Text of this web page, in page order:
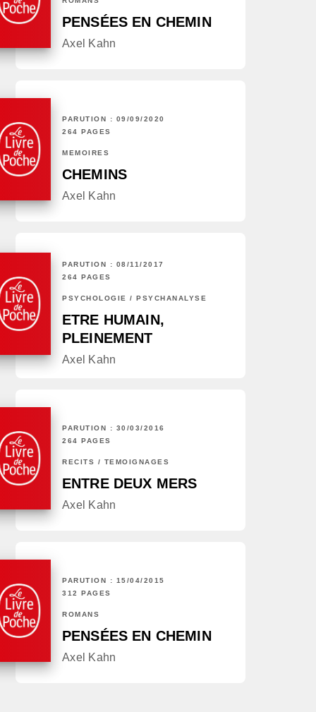
PENSÉES EN CHEMIN
Axel Kahn
PARUTION : 09/09/2020
264 PAGES
MÉMOIRES
CHEMINS
Axel Kahn
PARUTION : 08/11/2017
264 PAGES
PSYCHOLOGIE / PSYCHANALYSE
ETRE HUMAIN,
PLEINEMENT
Axel Kahn
PARUTION : 30/03/2016
264 PAGES
RÉCITS / TÉMOIGNAGES
ENTRE DEUX MERS
Axel Kahn
PARUTION : 15/04/2015
312 PAGES
ROMANS
PENSÉES EN CHEMIN
Axel Kahn